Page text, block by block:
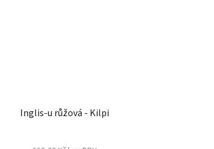
Inglis-u růžová - Kilpi